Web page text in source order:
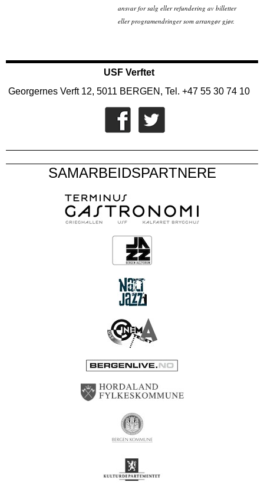
ansvar for salg eller refundering av billetter
eller programendringer som arrangør gjør.
USF Verftet
Georgernes Verft 12, 5011 BERGEN, Tel. +47 55 30 74 10
SAMARBEIDSPARTNERE